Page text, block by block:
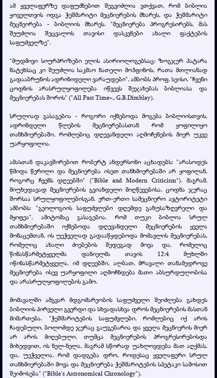
ამ ყველაფერზე დაფუძნებით შეგვიძლია ვთქვათ, რომ ბიბლია
ყოველთვის იდგა ჭეშმარიტი მეცნიერების მხარეს, და ჭეშმარიტი
მეცნეირება - ბიბლიის მხარეს. "მეცნიერება პროგრესირებს, მას
შეუძლია შეცვალოს თავისი დასკვნები ახალი ფაქტების
საფუძველზე".
"მუდმივი სიურპრიზები ელის ასირიოლოგებსაც: ზოგჯერ პატარა
ნატეხსაც კი შეუძლია საკმაო ნათელი მოჰფინოს, რათა მთლიანად
გადააბრუნოს ადრინიდელი ვარაუდები", ამბობს პროფ. სეისი. "ჩვენი
ცოდნის არასრულყოფილება იწვევს შეჯახებას ბიბლიასა და
მეცნიერებას შორის" ("All Past Time»., G.B.Dimblay).
სრულიად გასაგებია - როგორი იქნებოდა მოგება ბიბლიისთვის,
ადრინდელი წლების მეცნიერებასთან რომ ყოფილიყო
თანხმიერებაში, რომლებიც დღევანდელი აღმოჩენების მიერ უკვე
უარყოფილია.
ამასთან დაკავშირებით რობერტ ანდერსონი აცხადებს: "არასოდეს
წმიდა წერილი და მეცნიერება ისეთ თანხმიერებაში არ ყოფილან,
როგორც ჩვენს დღეებში" ("Bible and Modern Criticism"). მაგრამ,
მიუხედავად მეცნიერების გვიანდელი მიღწევებისა, ცოდნა ჯერაც
შორსაა სრულყოფილებისგან. ერთ-ერთი სამეცნიერო ავტორიტეტი
ამბობს: "გეოლოგიის საფუძვლები დღემდე განუსაზღვრელი და
მყიფეა". ამიტომაც გასაგებია, რომ თუკი ბიბლია სრულ
თანხმიერებაში იქნებოდა დღევანდელი მეცნიერების ყველა
მონაცემთან, ის უეჭველად გადააწყდებოდა მომავლის მეცნიერებას,
რომელიც ახალი ძიებების შედეგად მოვა და, რომელიც
წინასწარმეტყველმა დანიელმა თავის 12:4 მუხლში
იწინასწარმეტყველა. იმ დღეებში, ალბათ, მრავალი თანამედროვე
მეცნიერება ისევ უარყოფილი აღმოჩნდება მათი აბსურდულობისა
და არასრულყოფილების გამო.
მომავალში ამგვარ მდგომარეობის საფუძველი შეიძლება გახდეს
ბიბლიის პირველი გვერდი და სხვადასხვა დროს მეცნიერების მასთან
მიმართება. "ჭეშმარიტების საფუძვლები, რომლებიც იქ არის
ჩადებული, ბოლომდე ჯერაც გაუგებარია და ყველა მეცნიერის მიერ
არ არის მიღებული, თუმცა მეცნიერების პროგრესირებისდა
მიხედვით, ის ნელ-ნელა, მაგრამ სწორად უახლოვდება მათ აღქმას,
და, უეჭველია, რომ დადგება დრო, როდესაც ყველაფერი სრულ
თანხმიერებაში მოვა და მეცნიერება ჭეშმარიტების სპეტაკი სამოსით
შეიმოსება" ("Bible’s Astronomical Chronology").